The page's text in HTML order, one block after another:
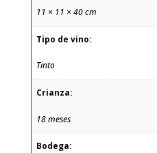
11 × 11 × 40 cm
Tipo de vino:
Tinto
Crianza:
18 meses
Bodega: